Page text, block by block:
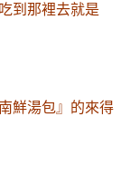
到那裡去就是
南鮮湯包』的來得